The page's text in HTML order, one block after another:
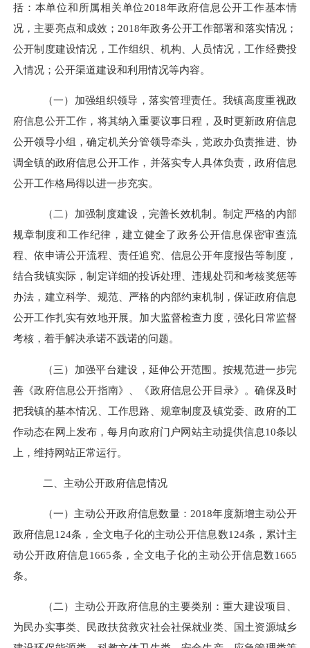
括：本单位和所属相关单位2018年政府信息公开工作基本情
况，主要亮点和成效； 2018年政务公开工作部署和落实情况；
公开制度建设情况，工作组织、机构、人员情况，工作经费投
入情况；公开渠道建设和利用情况等内容。
（一）加强组织领导，落实管理责任。我镇高度重视政
府信息公开工作，将其纳入重要议事日程，及时更新政府信息
公开领导小组，确定机关分管领导牵头，党政办负责推进、协
调全镇的政府信息公开工作，并落实专人具体负责，政府信息
公开工作格局得以进一步充实。
（二）加强制度建设，完善长效机制。制定严格的内部
规章制度和工作纪律，建立健全了政务公开信息保密审查流
程、依申请公开流程、责任追究、信息公开年度报告等制度，
结合我镇实际，制定详细的投诉处理、违规处罚和考核奖惩等
办法，建立科学、规范、严格的内部约束机制，保证政府信息
公开工作扎实有效地开展。加大监督检查力度，强化日常监督
考核，着手解决承诺不践诺的问题。
（三）加强平台建设，延伸公开范围。按规范进一步完
善《政府信息公开指南》、《政府信息公开目录》。确保及时
把我镇的基本情况、工作思路、规章制度及镇党委、政府的工
作动态在网上发布，每月向政府门户网站主动提供信息10条以
上，维持网站正常运行。
二、主动公开政府信息情况
（一）主动公开政府信息数量： 2018年度新增主动公开
政府信息124条，全文电子化的主动公开信息数124条，累计主
动公开政府信息 1665条，全文电子化的主动公开信息数1665
条。
（二）主动公开政府信息的主要类别：重大建设项目、
为民办实事类、民政扶贫救灾社会社保就业类、国土资源城乡